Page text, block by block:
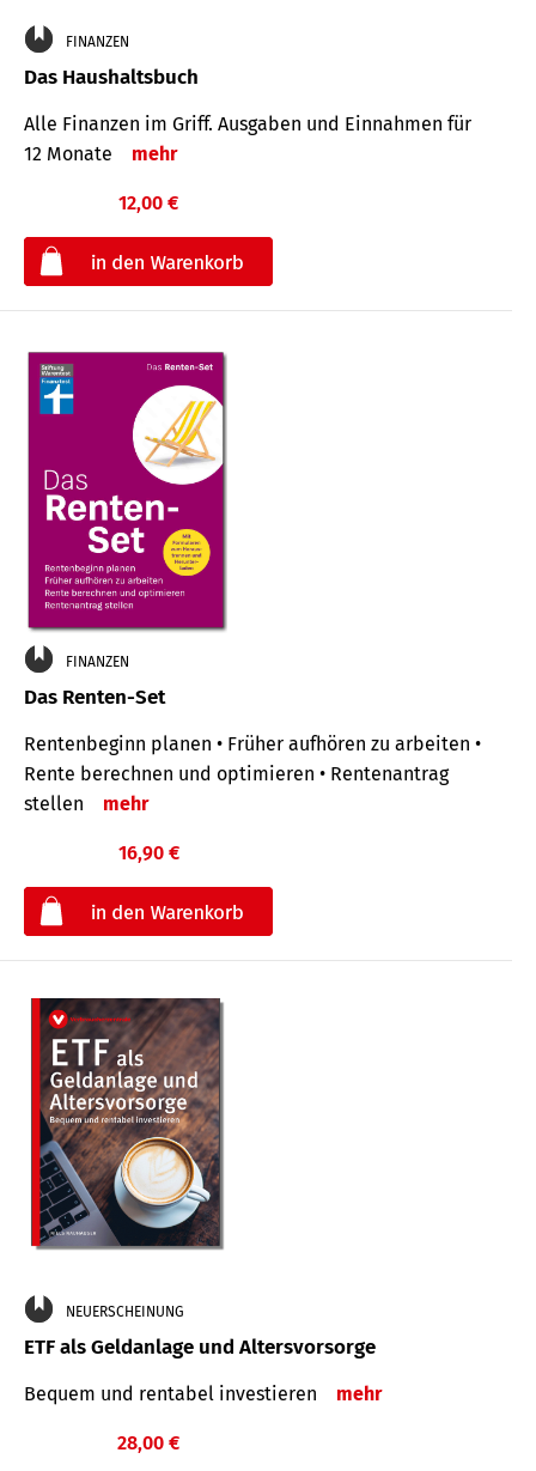
FINANZEN
Das Haushaltsbuch
Alle Finanzen im Griff. Aus­gaben und Ein­nahmen für
12 Monate
mehr
12,00 €
FINANZEN
Das Renten-Set
Rentenbeginn planen • Früher aufhören zu arbeiten •
Rente berechnen und optimieren • Rentenantrag
stellen
mehr
16,90 €
NEUERSCHEINUNG
ETF als Geldanlage und Altersvorsorge
Bequem und rentabel investieren mehr
28,00 €